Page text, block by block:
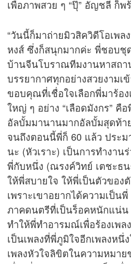
เพื่อภาพสวย ๆ “ปุ๊” อัญชลี ก็พ
“วันนี้ก็มาถ่ายมิวสิควิดีโอเพ
หงส์ ซึ่งก็สนุกมากค่ะ พี่ชอบชุ
บ้านจีนโบราณทีมงานหาสถา
บรรยากาศทุกอย่างสวยงาม
ขอบคุณที่เชื่อใจเลือกพี่มาร้อ
ใหญ่ ๆ อย่าง “เลือดมังกร” คื
อัลบั้มมานานมากอัลบั้มสุดท้า
จนถึงตอนนี้พี่ก็ 60 แล้ว ประม
นะ (หัวเราะ) เป็นการทำงาน
พี่กับหนึ่ง (ณรงค์วิทย์ เตชะธ
ให้พี่สบายใจ ให้พี่เป็นตัวของตั
เพราะเขาอยากได้ความเป็น
ภาคดนตรีที่เป็นร็อคหนักแน่
ทำให้พี่ทำอารมณ์เพื่อร้องเพล
เป็นเพลงที่พี่ภูมิใจอีกเพลงหนึ่
เพลงหัวใจลิขิตในความหมา